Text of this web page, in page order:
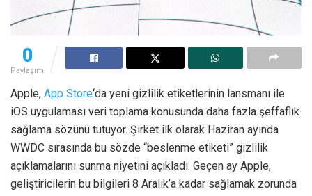
0
Paylaşım
Apple, App Store‘da yeni gizlilik etiketlerinin lansmanı ile
iOS uygulaması veri toplama konusunda daha fazla şeffaflık
sağlama sözünü tutuyor. Şirket ilk olarak Haziran ayında
WWDC sırasında bu sözde “beslenme etiketi” gizlilik
açıklamalarını sunma niyetini açıkladı. Geçen ay Apple,
geliştiricilerin bu bilgileri 8 Aralık’a kadar sağlamak zorunda